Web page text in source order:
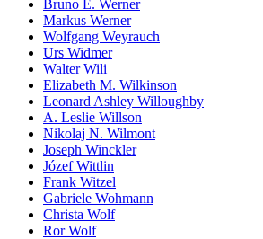
Bruno E. Werner
Markus Werner
Wolfgang Weyrauch
Urs Widmer
Walter Wili
Elizabeth M. Wilkinson
Leonard Ashley Willoughby
A. Leslie Willson
Nikolaj N. Wilmont
Joseph Winckler
Józef Wittlin
Frank Witzel
Gabriele Wohmann
Christa Wolf
Ror Wolf